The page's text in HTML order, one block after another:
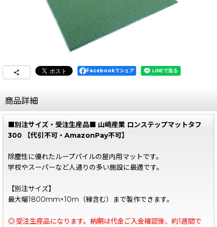
Facebookでシェア
商品詳細
■別注サイズ・受注生産品■ 山崎産業 ロンステップマットタフ
300 【代引不可・AmazonPay不可】
除塵性に優れたループパイルの屋内用マットです。
学校やスーパーなど人通りの多い施設に最適です。
【別注サイズ】
最大幅1800mm×10m（縁含む）まで製作できます。
◎ 受注生産品になります。納期は代金ご入金確認後、約1週間で